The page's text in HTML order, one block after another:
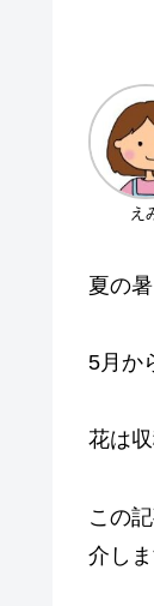
え
夏の
5月か
花は
この
介しま